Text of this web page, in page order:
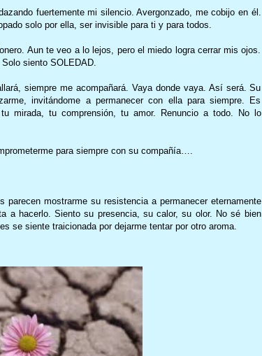
fuertemente mi silencio. Avergonzado, me cobijo en él.
solo por ella, ser invisible para ti y para todos.
Aun te veo a lo lejos, pero el miedo logra cerrar mis ojos.
siento SOLEDAD.
siempre me acompañará. Vaya donde vaya. Así será. Su
invitándome a permanecer con ella para siempre. Es
mirada, tu comprensión, tu amor. Renuncio a todo. No lo
para siempre con su compañía….
mostrarme su resistencia a permanecer eternamente
a hacerlo. Siento su presencia, su calor, su olor. No sé bien
se siente traicionada por dejarme tentar por otro aroma.